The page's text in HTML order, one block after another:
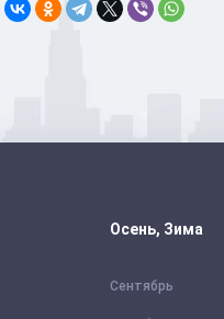
Осень, Зима
Сентябрь